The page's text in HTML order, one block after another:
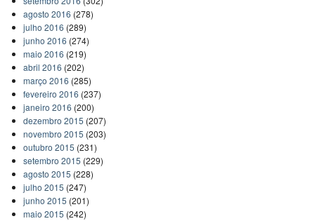
agosto 2016 (278)
julho 2016 (289)
junho 2016 (274)
maio 2016 (219)
abril 2016 (202)
março 2016 (285)
fevereiro 2016 (237)
janeiro 2016 (200)
dezembro 2015 (207)
novembro 2015 (203)
outubro 2015 (231)
setembro 2015 (229)
agosto 2015 (228)
julho 2015 (247)
junho 2015 (201)
maio 2015 (242)